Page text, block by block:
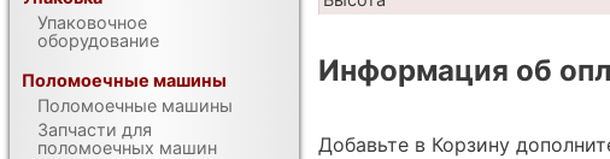
Информация об
Добавьте в Корзину
Упаковочное
оборудование
Поломоечные машины
Поломоечные машины
Запчасти для
поломоечных машин